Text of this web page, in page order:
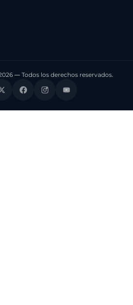
— Todos los derechos reservados.